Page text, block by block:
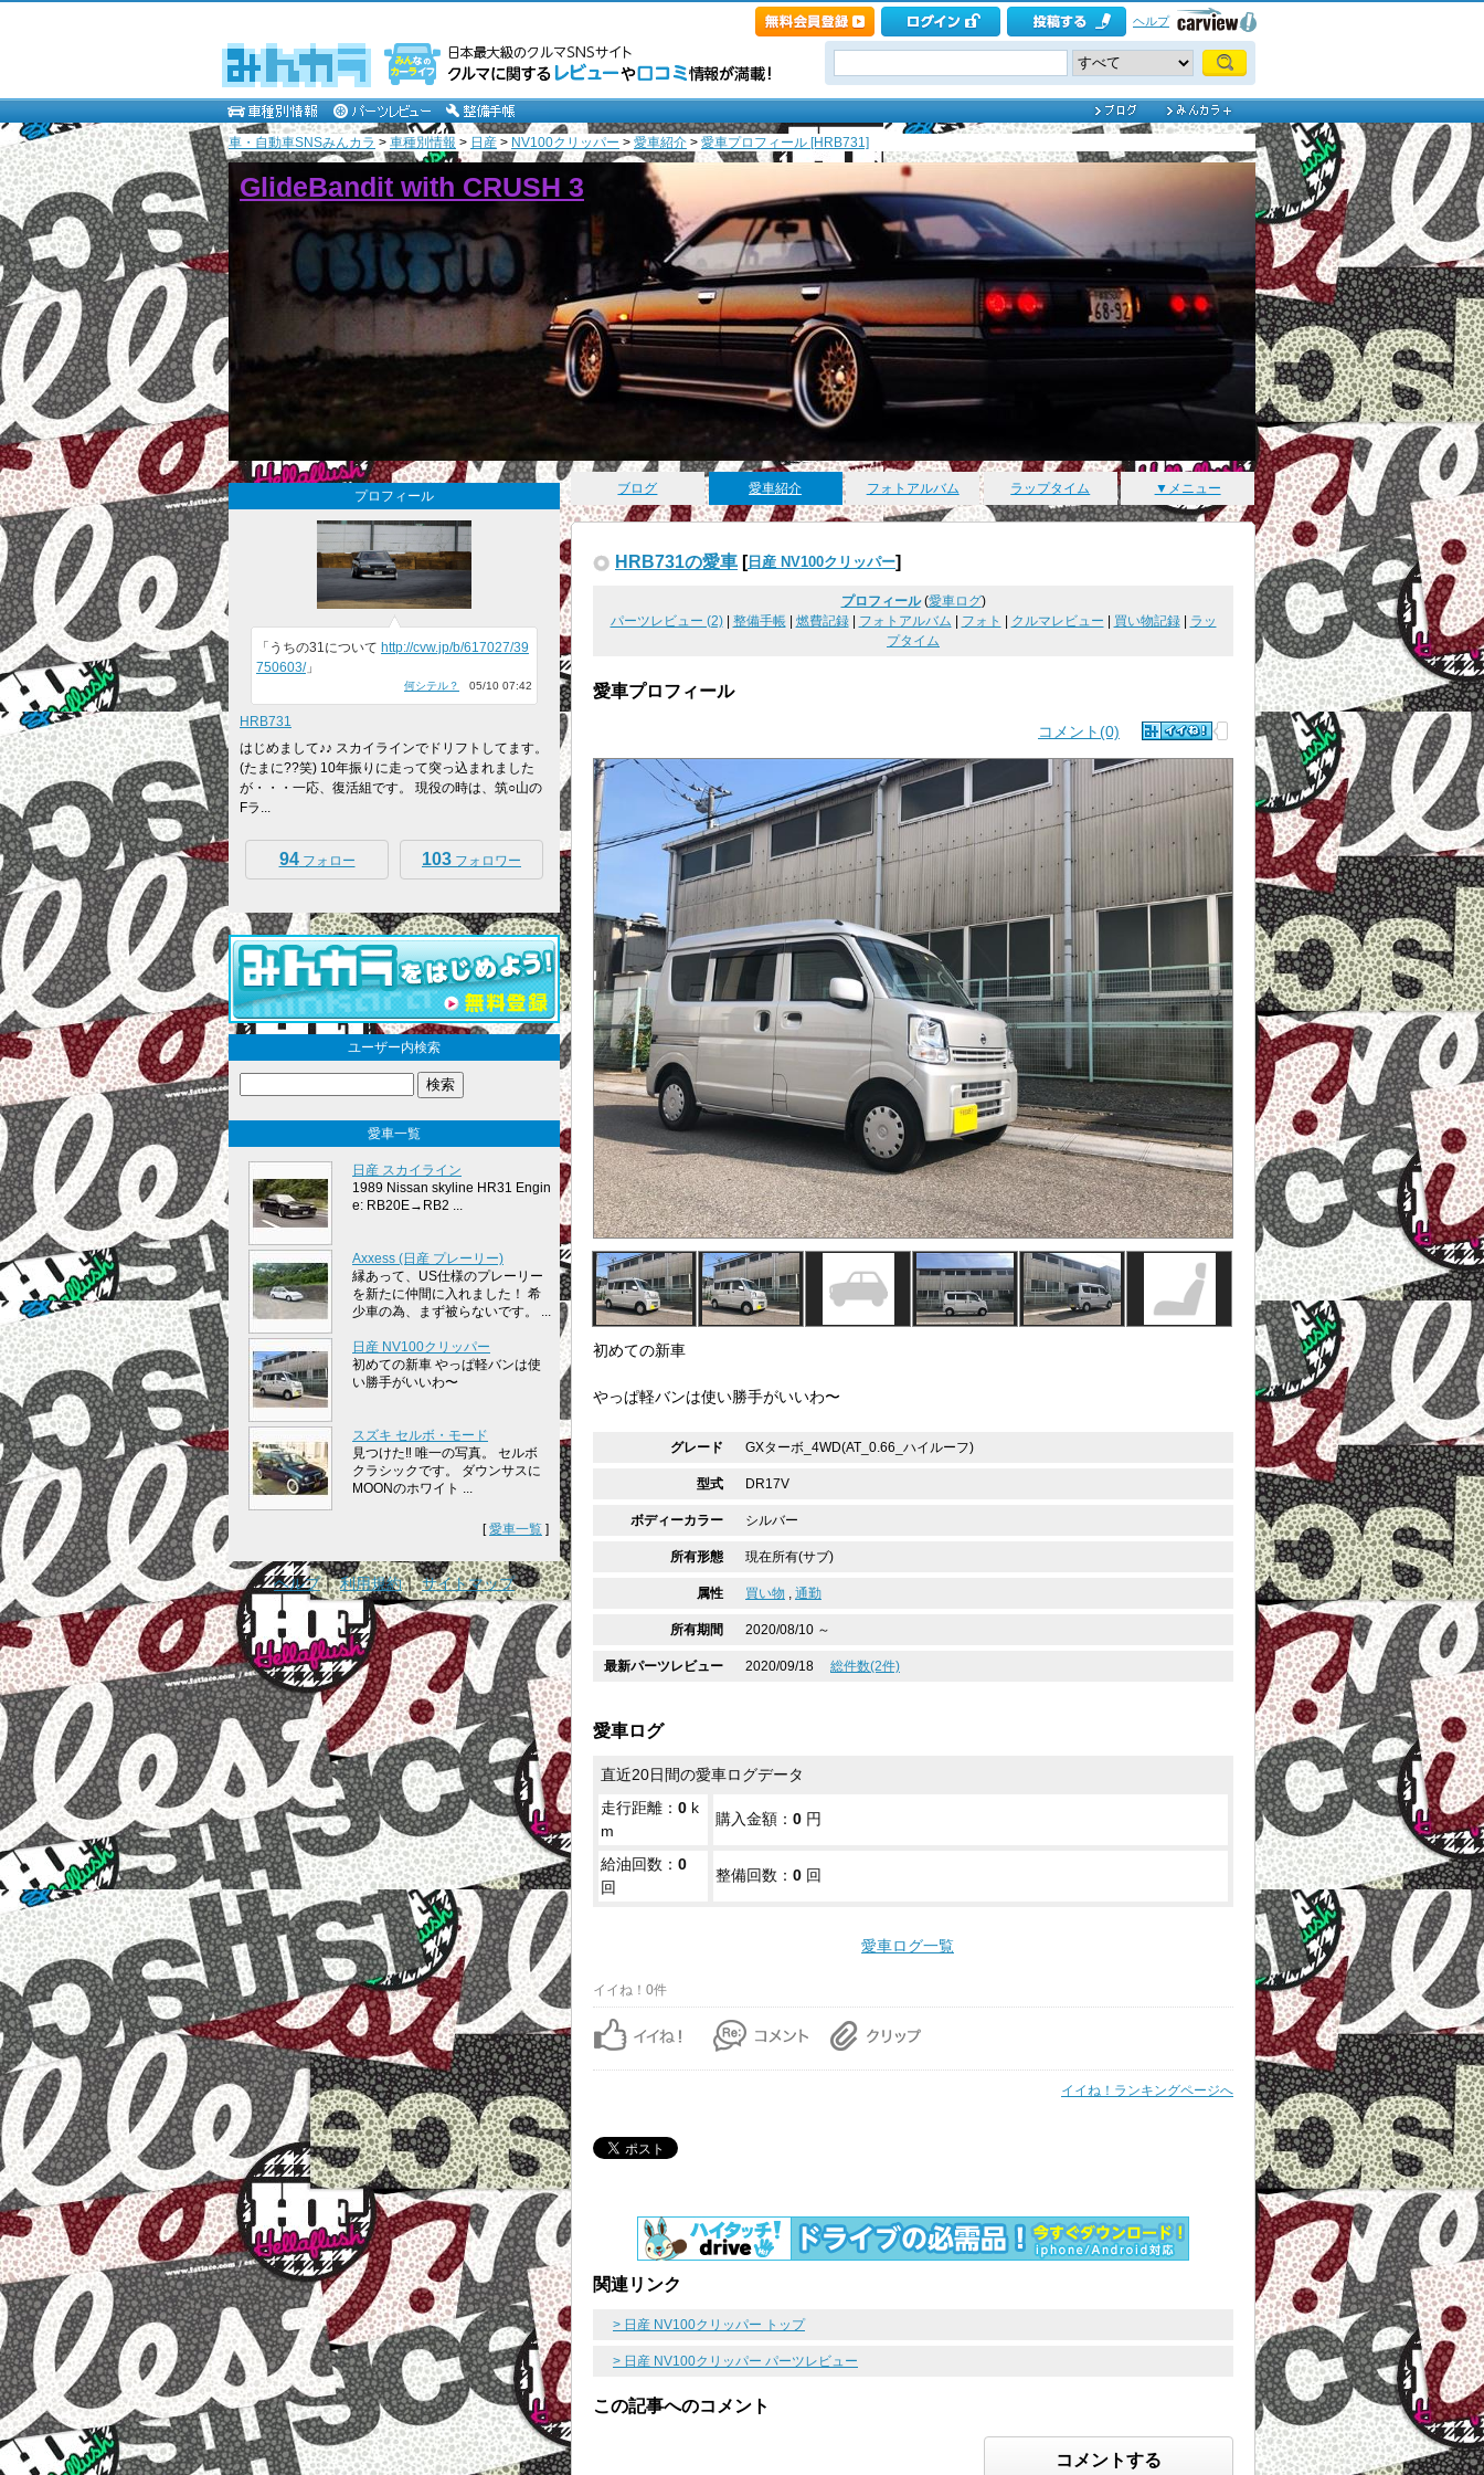
ヘルプ
車・自動車SNSみんカラ > 車種別情報 > 日産 > NV100クリッパー > 愛車紹介 > 愛車プロフィール [HRB731]
GlideBandit with CRUSH 3
ブログ 愛車紹介 フォトアルバム ラップタイム ▼メニュー
HRB731の愛車 [ 日産 NV100クリッパー]
プロフィール(愛車ログ)
パーツレビュー (2)| 整備手帳| 燃費記録| フォトアルバム フォト クルマレビュー 買い物記録|
ラッ
プタイム
愛車プロフィール
コメント(0)
初めての新車
やっぱ軽バンは使い勝手がいいわ〜
グレード GXターボ_4WD(AT_0.66_ハイルーフ)
型式 DR17V
ボディーカラー シルバー
所有形態 現在所有(サブ)
属性 買い物 , 通勤
所有期間 2020/08/10 ～
最新パーツレビュー 2020/09/18 総件数(2件)
愛車ログ
直近20日間の愛車ログデータ
走行距離： 0 k
m
購入金額： 0 円
給油回数： 0
回
整備回数： 0 回
愛車ログ一覧
イイね！0件
イイね！ランキングページへ
関連リンク
> 日産 NV100クリッパー トップ
> 日産 NV100クリッパー パーツレビュー
この記事へのコメント
コメントする
プロフィール
「うちの31について http://cvw.jp/b/617027/39
750603/」
何シテル？ 05/10 07:42
HRB731
はじめまして♪♪ スカイラインでドリフトしてます。
(たまに??笑) 10年振りに走って突っ込まれました
が・・・一応、復活組です。 現役の時は、筑○山の
Fラ...
94フォロー 103 フォロワー
ユーザー内検索
愛車一覧
日産 スカイライン
1989 Nissan skyline HR31 Engin
e: RB20E→RB2 ...
Axxess (日産 プレーリー)
縁あって、US仕様のプレーリー
を新たに仲間に入れました！ 希
少車の為、まず被らないです。 ...
日産 NV100クリッパー
初めての新車 やっぱ軽バンは使
い勝手がいいわ〜
スズキ セルボ・モード
見つけた‼︎ 唯一の写真。 セルボ
クラシックです。 ダウンサスに
MOONのホワイト ...
[愛車一覧 ]
ヘルプ｜利用規約｜サイトマップ